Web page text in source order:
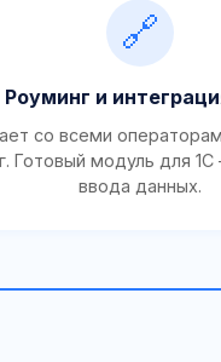
🔗
Роуминг и
со всеми
Готовый модуль для
ввода данных.